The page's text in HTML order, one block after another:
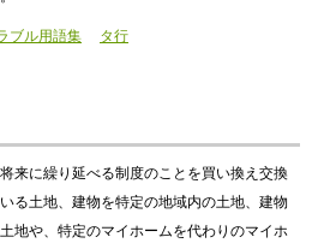
ブル用語集 タ行
来に繰り延べる制度のことを買い換え交換
る土地、建物を特定の地域内の土地、建物
地や、特定のマイホームを代わりのマイホ